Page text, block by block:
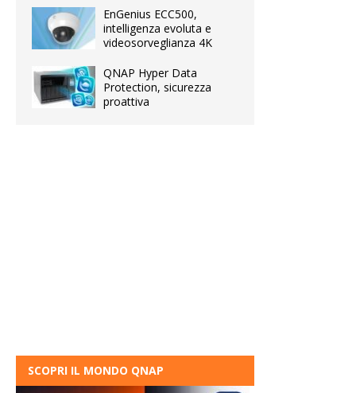
EnGenius ECC500,
intelligenza evoluta e
videosorveglianza 4K
QNAP Hyper Data
Protection, sicurezza
proattiva
SCOPRI IL MONDO QNAP